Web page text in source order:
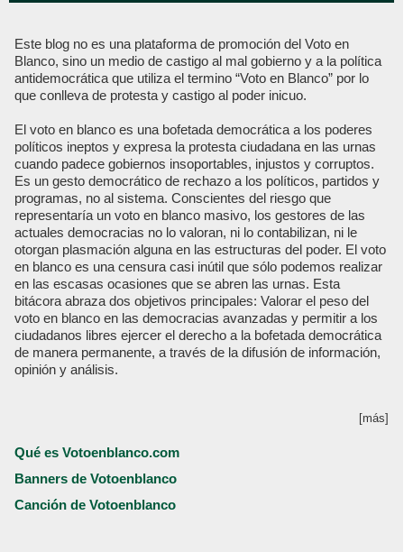
Este blog no es una plataforma de promoción del Voto en
Blanco, sino un medio de castigo al mal gobierno y a la política
antidemocrática que utiliza el termino “Voto en Blanco” por lo
que conlleva de protesta y castigo al poder inicuo.
El voto en blanco es una bofetada democrática a los poderes
políticos ineptos y expresa la protesta ciudadana en las urnas
cuando padece gobiernos insoportables, injustos y corruptos.
Es un gesto democrático de rechazo a los políticos, partidos y
programas, no al sistema. Conscientes del riesgo que
representaría un voto en blanco masivo, los gestores de las
actuales democracias no lo valoran, ni lo contabilizan, ni le
otorgan plasmación alguna en las estructuras del poder. El voto
en blanco es una censura casi inútil que sólo podemos realizar
en las escasas ocasiones que se abren las urnas. Esta
bitácora abraza dos objetivos principales: Valorar el peso del
voto en blanco en las democracias avanzadas y permitir a los
ciudadanos libres ejercer el derecho a la bofetada democrática
de manera permanente, a través de la difusión de información,
opinión y análisis.
[más]
Qué es Votoenblanco.com
Banners de Votoenblanco
Canción de Votoenblanco